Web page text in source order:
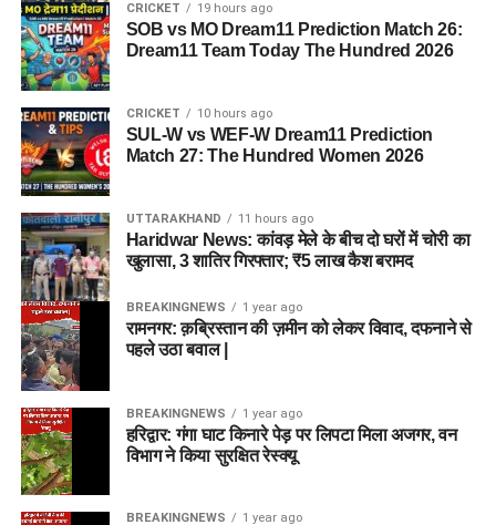
CRICKET 19 hours ago
SOB vs MO Dream11 Prediction Match 26:
Dream11 Team Today The Hundred 2026
CRICKET 10 hours ago
SUL-W vs WEF-W Dream11 Prediction
Match 27: The Hundred Women 2026
UTTARAKHAND 11 hours ago
Haridwar News: कांवड़ मेले के बीच दो घरों में चोरी का
खुलासा, 3 शातिर गिरफ्तार; ₹5 लाख कैश बरामद
BREAKINGNEWS 1 year ago
रामनगर: क़ब्रिस्तान की ज़मीन को लेकर विवाद, दफनाने से
पहले उठा बवाल |
BREAKINGNEWS 1 year ago
हरिद्वार: गंगा घाट किनारे पेड़ पर लिपटा मिला अजगर, वन
विभाग ने किया सुरक्षित रेस्क्यू
BREAKINGNEWS 1 year ago